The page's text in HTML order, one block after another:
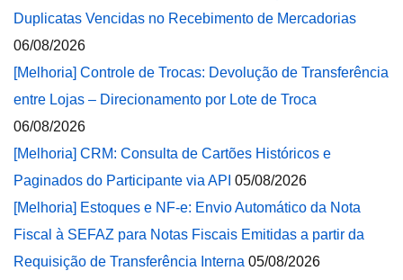
Duplicatas Vencidas no Recebimento de Mercadorias
06/08/2026
[Melhoria] Controle de Trocas: Devolução de Transferência
entre Lojas – Direcionamento por Lote de Troca
06/08/2026
[Melhoria] CRM: Consulta de Cartões Históricos e
Paginados do Participante via API 05/08/2026
[Melhoria] Estoques e NF-e: Envio Automático da Nota
Fiscal à SEFAZ para Notas Fiscais Emitidas a partir da
Requisição de Transferência Interna 05/08/2026